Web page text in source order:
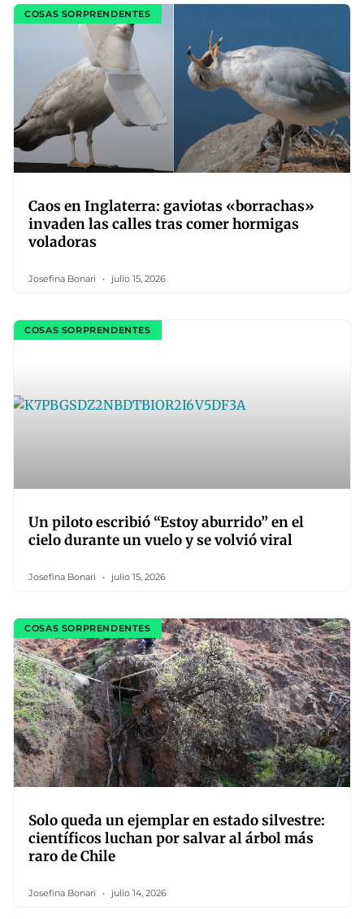
COSAS SORPRENDENTES
Caos en Inglaterra: gaviotas «borrachas»
invaden las calles tras comer hormigas
voladoras
Josefina Bonari julio 15, 2026
COSAS SORPRENDENTES
Un piloto escribió “Estoy aburrido” en el
cielo durante un vuelo y se volvió viral
Josefina Bonari julio 15, 2026
COSAS SORPRENDENTES
Solo queda un ejemplar en estado silvestre:
científicos luchan por salvar al árbol más
raro de Chile
Josefina Bonari julio 14, 2026